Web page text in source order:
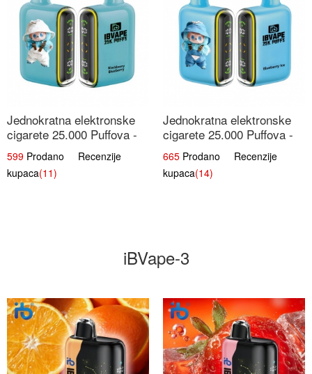
Jednokratna elektronske
cigarete 25.000 Puffova -
Kupina & Borovnica |
Šumska Voćna Mješavina
599 Prodano Recenzije
kupaca(11)
Jednokratna elektronske
cigarete 25.000 Puffova -
Jagodni Sladoled |
Kremasta Slatka Okus
665 Prodano Recenzije
kupaca(14)
iBVape-3